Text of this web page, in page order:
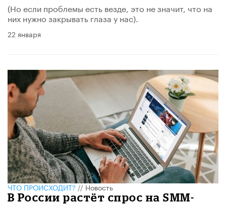
(Но если проблемы есть везде, это не значит, что на
них нужно закрывать глаза у нас).
22 января
ЧТО ПРОИСХОДИТ?//Новость
В России растёт спрос на SMM-